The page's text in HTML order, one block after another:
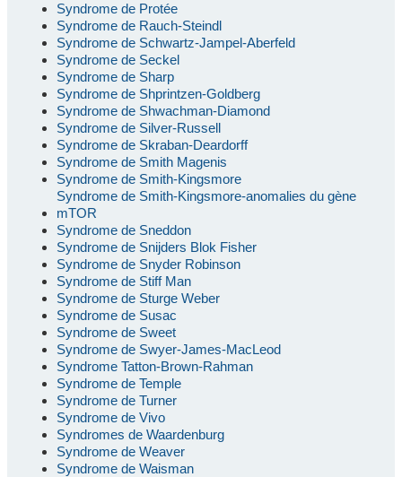
Syndrome de Protée
Syndrome de Rauch-Steindl
Syndrome de Schwartz-Jampel-Aberfeld
Syndrome de Seckel
Syndrome de Sharp
Syndrome de Shprintzen-Goldberg
Syndrome de Shwachman-Diamond
Syndrome de Silver-Russell
Syndrome de Skraban-Deardorff
Syndrome de Smith Magenis
Syndrome de Smith-Kingsmore
Syndrome de Smith-Kingsmore-anomalies du gène
mTOR
Syndrome de Sneddon
Syndrome de Snijders Blok Fisher
Syndrome de Snyder Robinson
Syndrome de Stiff Man
Syndrome de Sturge Weber
Syndrome de Susac
Syndrome de Sweet
Syndrome de Swyer-James-MacLeod
Syndrome Tatton-Brown-Rahman
Syndrome de Temple
Syndrome de Turner
Syndrome de Vivo
Syndromes de Waardenburg
Syndrome de Weaver
Syndrome de Waisman